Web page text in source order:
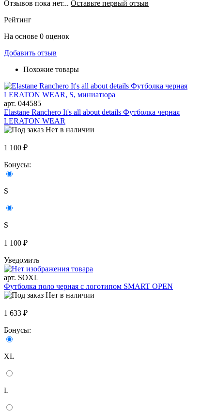
Отзывов пока нет... Оставьте первый отзыв
Рейтинг
На основе 0 оценок
Добавить отзыв
Похожие товары
арт. 044585
Elastane Ranchero It's all about details Футболка черная
LERATON WEAR
Нет в наличии
1 100 ₽
Бонусы:
S
S
1 100 ₽
Уведомить
арт. SOXL
Футболка поло черная с логотипом SMART OPEN
Нет в наличии
1 633 ₽
Бонусы:
XL
L